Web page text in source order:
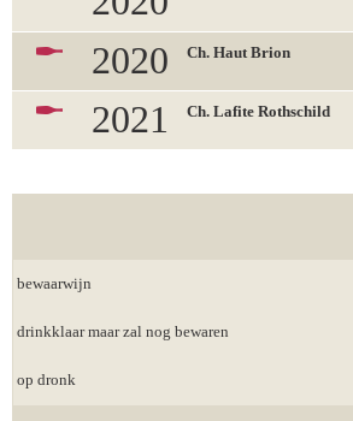
2020 Ch. Haut Brion
2021 Ch. Lafite Rothschild
bewaarwijn
drinkklaar maar zal nog bewaren
op dronk